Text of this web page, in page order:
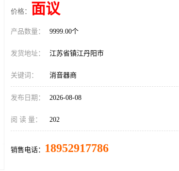
价格： 面议
产品数量： 9999.00个
发货地址： 江苏省镇江丹阳市
关键词： 消音器商
发布日期： 2026-08-08
阅 读 量： 202
销售电话： 18952917786